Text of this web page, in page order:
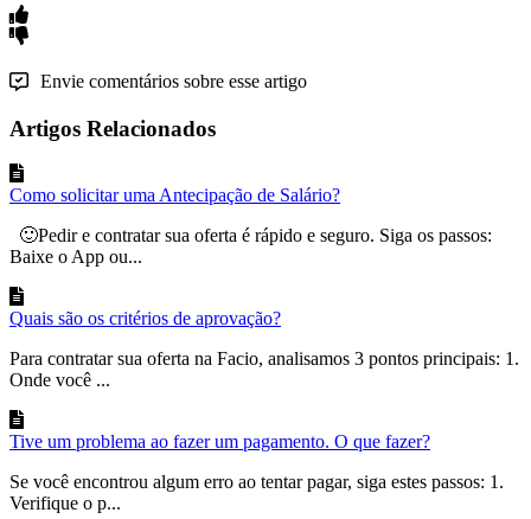
Envie comentários sobre esse artigo
Artigos Relacionados
Como solicitar uma Antecipação de Salário?
🙂Pedir e contratar sua oferta é rápido e seguro. Siga os passos:
Baixe o App ou...
Quais são os critérios de aprovação?
Para contratar sua oferta na Facio, analisamos 3 pontos principais: 1.
Onde você ...
Tive um problema ao fazer um pagamento. O que fazer?
Se você encontrou algum erro ao tentar pagar, siga estes passos: 1.
Verifique o p...